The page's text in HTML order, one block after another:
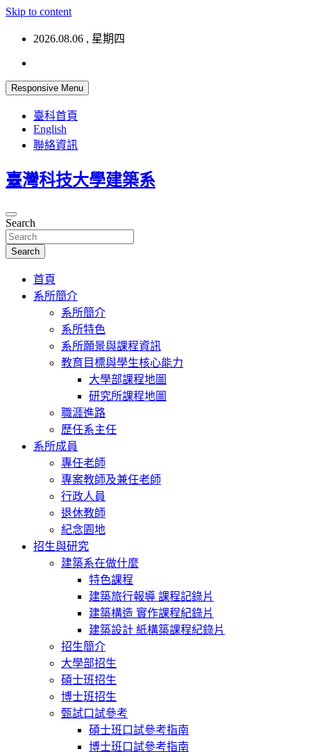
Skip to content
2026.08.06 , 星期四
Responsive Menu
臺科首頁
English
聯絡資訊
臺灣科技大學建築系
Search
Search
首頁
系所簡介
系所簡介
系所特色
系所願景與課程資訊
教育目標與學生核心能力
大學部課程地圖
研究所課程地圖
職涯進路
歷任系主任
系所成員
專任老師
專案教師及兼任老師
行政人員
退休教師
紀念園地
招生與研究
建築系在做什麼
特色課程
建築旅行報導 課程記錄片
建築構造 實作課程紀錄片
建築設計 紙構築課程紀錄片
招生簡介
大學部招生
碩士班招生
博士班招生
甄試口試參考
碩士班口試參考指南
博士班口試參考指南